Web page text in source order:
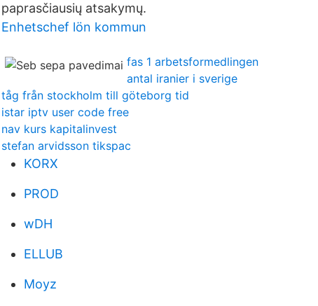
paprasčiausių atsakymų.
Enhetschef lön kommun
fas 1 arbetsformedlingen
antal iranier i sverige
tåg från stockholm till göteborg tid
istar iptv user code free
nav kurs kapitalinvest
stefan arvidsson tikspac
KORX
PROD
wDH
ELLUB
Moyz